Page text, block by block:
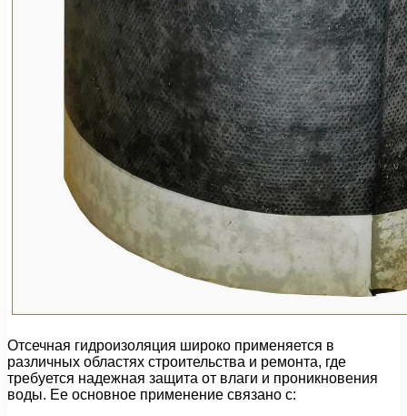
Отсечная гидроизоляция широко применяется в
различных областях строительства и ремонта, где
требуется надежная защита от влаги и проникновения
воды. Ее основное применение связано с: